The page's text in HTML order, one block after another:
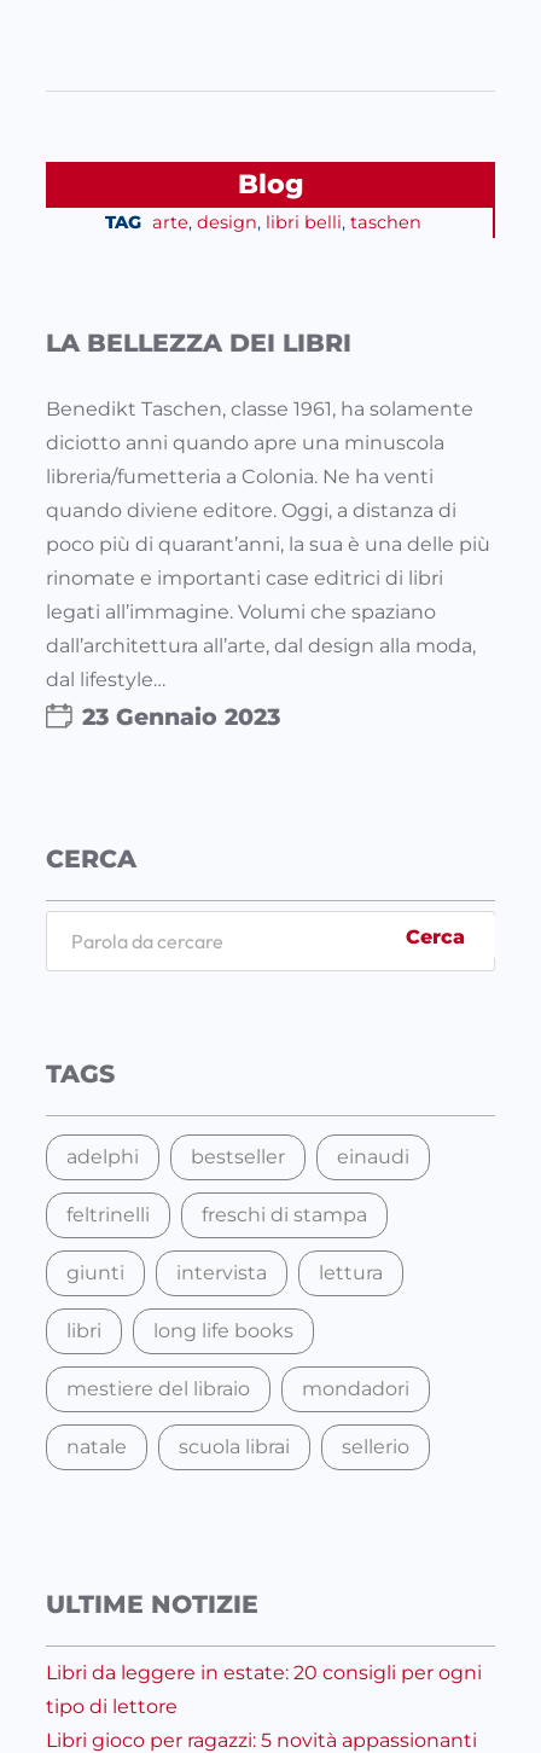
Blog
TAG arte, design, libri belli, taschen
LA BELLEZZA DEI LIBRI
Benedikt Taschen, classe 1961, ha solamente
diciotto anni quando apre una minuscola
libreria/fumetteria a Colonia. Ne ha venti
quando diviene editore. Oggi, a distanza di
poco più di quarant’anni, la sua è una delle più
rinomate e importanti case editrici di libri
legati all’immagine. Volumi che spaziano
dall’architettura all’arte, dal design alla moda,
dal lifestyle…
23 Gennaio 2023
CERCA
c
Cerca
TAGS
adelphi bestseller einaudi
feltrinelli freschi di stampa
giunti intervista lettura
libri long life books
mestiere del libraio mondadori
natale scuola librai sellerio
ULTIME NOTIZIE
Libri da leggere in estate: 20 consigli per ogni
tipo di lettore
Libri gioco per ragazzi: 5 novità appassionanti